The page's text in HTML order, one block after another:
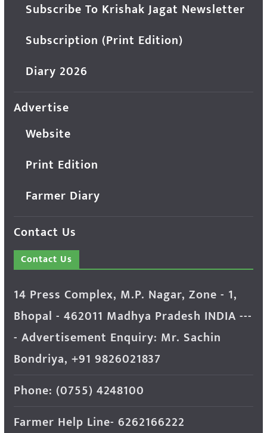
Subscribe To Krishak Jagat Newsletter
Subscription (Print Edition)
Diary 2026
Advertise
Website
Print Edition
Farmer Diary
Contact Us
Contact Us
14 Press Complex, M.P. Nagar, Zone - 1,
Bhopal - 462011 Madhya Pradesh INDIA ---
- Advertisement Enquiry: Mr. Sachin
Bondriya, +91 9826021837
Phone: (0755) 4248100
Farmer Help Line- 6262166222